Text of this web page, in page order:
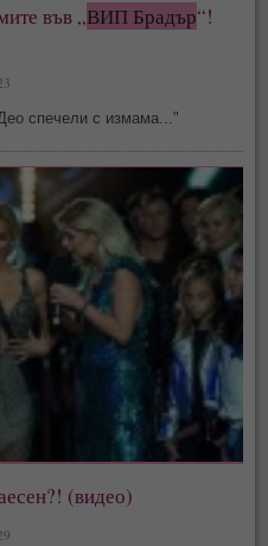
във „ВИП Брадър“!
спечели с измама..."
(видео)